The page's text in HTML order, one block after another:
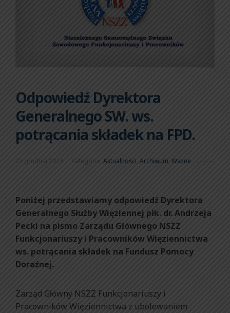
Odpowiedź Dyrektora
Generalnego SW. ws.
potrącania składek na FPD.
23 grudnia 2024 Kategorie: Aktualności, Archiwum, Ważne
Poniżej przedstawiamy odpowiedź Dyrektora
Generalnego Służby Więziennej płk. dr. Andrzeja
Pecki na pismo Zarządu Głównego NSZZ
Funkcjonariuszy i Pracowników Więziennictwa
ws. potrącania składek na Fundusz Pomocy
Doraźnej.
Zarząd Główny NSZZ Funkcjonariuszy i
Pracowników Więziennictwa z ubolewaniem